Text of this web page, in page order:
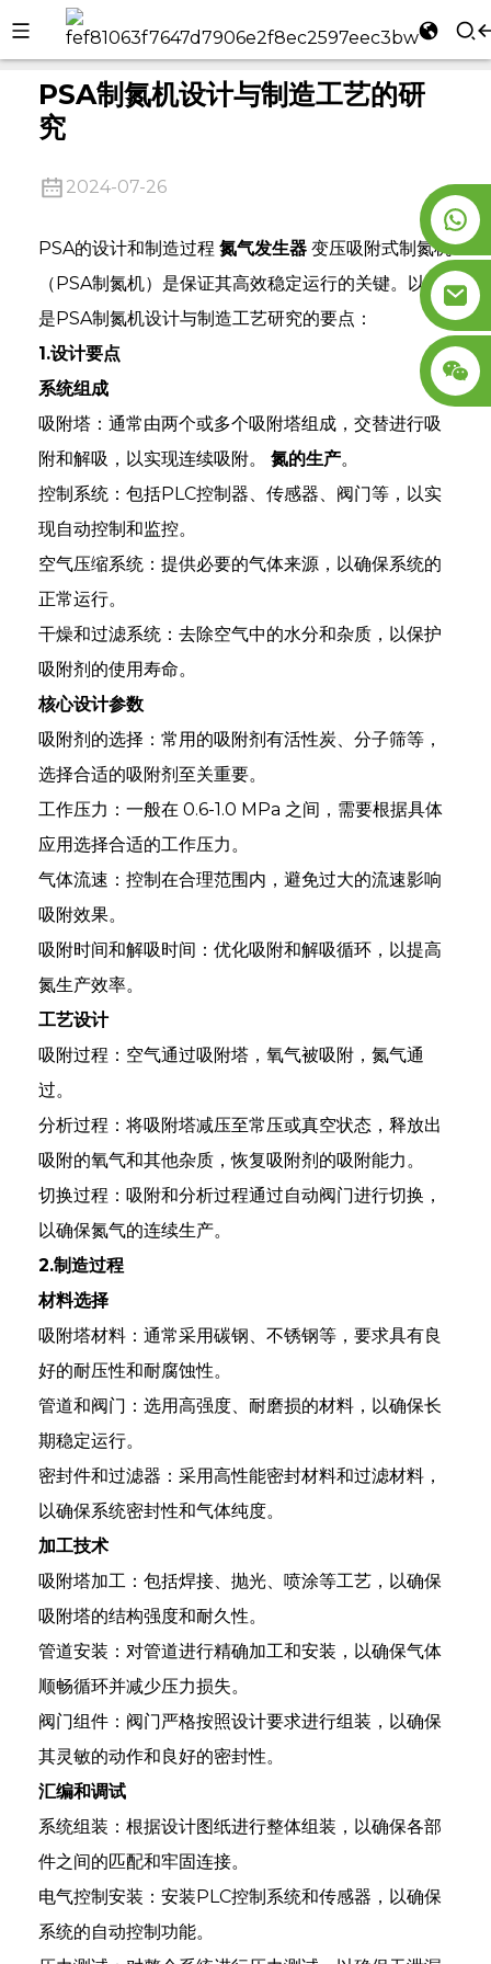
家 公司新闻 PSA制氮机设计与制造工艺的研究
PSA制氮机设计与制造工艺的研
究
2024-07-26
PSA的设计和制造过程氮气发生器 变压吸附式制氮机
（PSA制氮机）是保证其高效稳定运行的关键。以下
是PSA制氮机设计与制造工艺研究的要点：
1.设计要点
系统组成
吸附塔：通常由两个或多个吸附塔组成，交替进行吸
附和解吸，以实现连续吸附。氮的生产。
控制系统：包括PLC控制器、传感器、阀门等，以实
现自动控制和监控。
空气压缩系统：提供必要的气体来源，以确保系统的
正常运行。
干燥和过滤系统：去除空气中的水分和杂质，以保护
吸附剂的使用寿命。
核心设计参数
吸附剂的选择：常用的吸附剂有活性炭、分子筛等，
选择合适的吸附剂至关重要。
工作压力：一般在 0.6-1.0 MPa 之间，需要根据具体
应用选择合适的工作压力。
气体流速：控制在合理范围内，避免过大的流速影响
吸附效果。
吸附时间和解吸时间：优化吸附和解吸循环，以提高
氮生产效率。
工艺设计
吸附过程：空气通过吸附塔，氧气被吸附，氮气通
过。
分析过程：将吸附塔减压至常压或真空状态，释放出
吸附的氧气和其他杂质，恢复吸附剂的吸附能力。
切换过程：吸附和分析过程通过自动阀门进行切换，
以确保氮气的连续生产。
2.制造过程
材料选择
吸附塔材料：通常采用碳钢、不锈钢等，要求具有良
好的耐压性和耐腐蚀性。
管道和阀门：选用高强度、耐磨损的材料，以确保长
期稳定运行。
密封件和过滤器：采用高性能密封材料和过滤材料，
以确保系统密封性和气体纯度。
加工技术
吸附塔加工：包括焊接、抛光、喷涂等工艺，以确保
吸附塔的结构强度和耐久性。
管道安装：对管道进行精确加工和安装，以确保气体
顺畅循环并减少压力损失。
阀门组件：阀门严格按照设计要求进行组装，以确保
其灵敏的动作和良好的密封性。
汇编和调试
系统组装：根据设计图纸进行整体组装，以确保各部
件之间的匹配和牢固连接。
电气控制安装：安装PLC控制系统和传感器，以确保
系统的自动控制功能。